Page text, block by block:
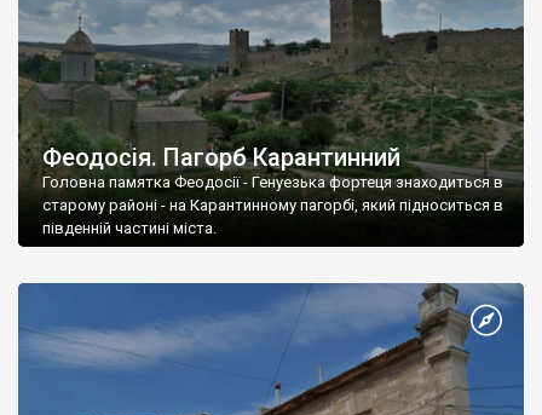
Феодосія. Пагорб Карантинний
Головна памятка Феодосії - Генуезька фортеця знаходиться в
старому районі - на Карантинному пагорбі, який підноситься в
південній частині міста.